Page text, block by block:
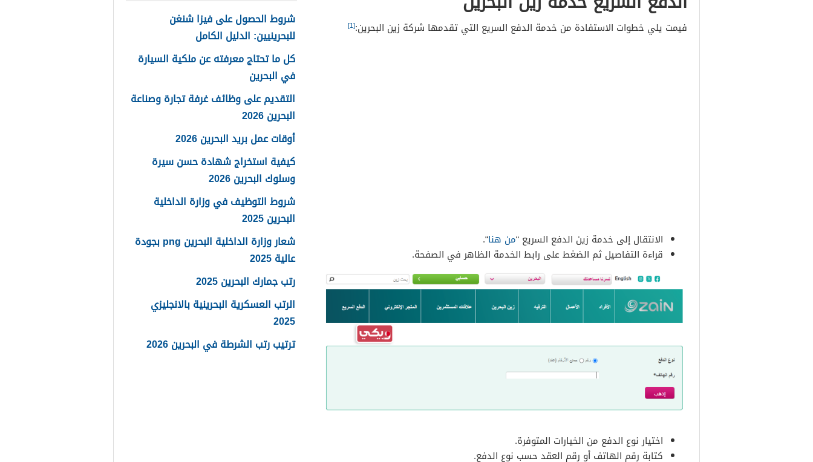
فيمت يلي خطوات الاستفادة من خدمة الدفع السريع التي تقدمها شركة زين البحرين:[1]
الانتقال إلى خدمة زين الدفع السريع “من هنا“.
قراءة التفاصيل ثم الضغط على رابط الخدمة الظاهر في الصفحة.
اختيار نوع الدفع من الخيارات المتوفرة.
كتابة رقم الهاتف أو رقم العقد حسب نوع الدفع.
شروط الحصول على فيزا شنغن
للبحرينيين: الدليل الكامل
كل ما تحتاج معرفته عن ملكية السيارة
في البحرين
التقديم على وظائف غرفة تجارة وصناعة
البحرين 2026
أوقات عمل بريد البحرين 2026
كيفية استخراج شهادة حسن سيرة
وسلوك البحرين 2026
شروط التوظيف في وزارة الداخلية
البحرين 2025
شعار وزارة الداخلية البحرين png بجودة
عالية 2025
رتب جمارك البحرين 2025
الرتب العسكرية البحرينية بالانجليزي
2025
ترتيب رتب الشرطة في البحرين 2026